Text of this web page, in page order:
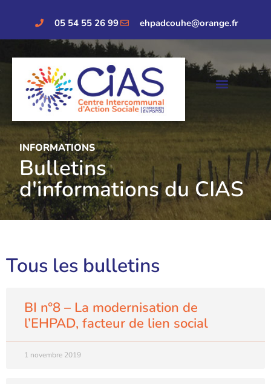
05 54 55 26 99 ehpadcouhe@orange.fr
INFORMATIONS
Bulletins
d'informations du CIAS
Tous les bulletins
BI n°8 – La modernisation de
l’EHPAD, facteur de lien social
1 novembre 2019